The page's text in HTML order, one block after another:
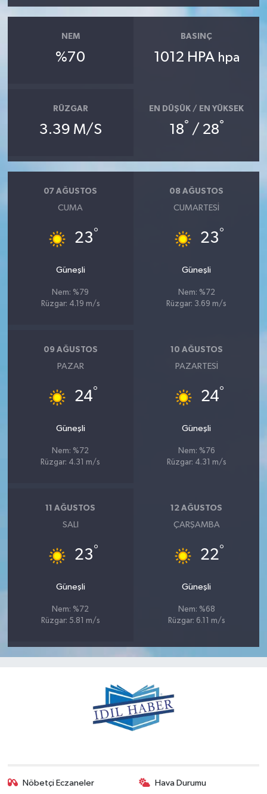
NEM
%70
BASINÇ
1012 HPA hpa
RÜZGAR
3.39 M/S
EN DÜŞÜK / EN YÜKSEK
18° / 28°
07 AĞUSTOS
CUMA
23°
Güneşli
Nem: %79
Rüzgar: 4.19 m/s
08 AĞUSTOS
CUMARTESI
23°
Güneşli
Nem: %72
Rüzgar: 3.69 m/s
09 AĞUSTOS
PAZAR
24°
Güneşli
Nem: %72
Rüzgar: 4.31 m/s
10 AĞUSTOS
PAZARTESI
24°
Güneşli
Nem: %76
Rüzgar: 4.31 m/s
11 AĞUSTOS
SALI
23°
Güneşli
Nem: %72
Rüzgar: 5.81 m/s
12 AĞUSTOS
ÇARŞAMBA
22°
Güneşli
Nem: %68
Rüzgar: 6.11 m/s
Nöbetçi Eczaneler Hava Durumu